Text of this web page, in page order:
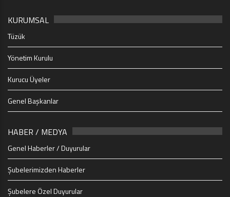
KURUMSAL
Tüzük
Yönetim Kurulu
Kurucu Üyeler
Genel Başkanlar
HABER / MEDYA
Genel Haberler / Duyurular
Şubelerimizden Haberler
Şubelere Özel Duyurular